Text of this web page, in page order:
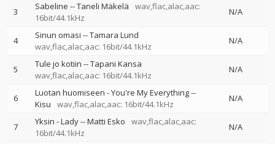
3 Sabeline --Taneli Mäkelä
wav,flac,alac,aac:
16bit/44.1kHz
N/A
4 Sinun omasi --Tamara Lund
wav,flac,alac,aac: 16bit/44.1kHz
N/A
5 Tule jo kotiin --Tapani Kansa
wav,flac,alac,aac: 16bit/44.1kHz
N/A
6 Luotan huomiseen - You're My Everything--
Kisu
wav,flac,alac,aac: 16bit/44.1kHz
N/A
7 Yksin - Lady--Matti Esko
wav,flac,alac,aac:
16bit/44.1kHz
N/A